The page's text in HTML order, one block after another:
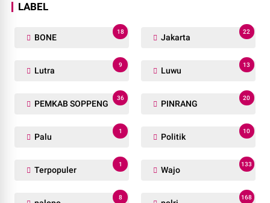
LABEL
BONE
18
Jakarta
22
Lutra
9
Luwu
13
PEMKAB SOPPENG
36
PINRANG
20
Palu
1
Politik
10
Terpopuler
1
Wajo
133
8 168